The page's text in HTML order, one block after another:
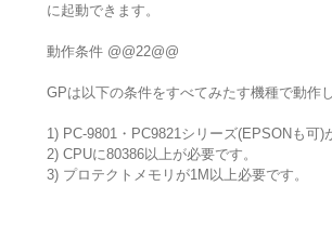
に起動できます。
動作条件 @@22@@
GPは以下の条件をすべてみたす機種で動作し
1) PC-9801・PC9821シリーズ(EPSONも可)
2) CPUに80386以上が必要です。
3) プロテクトメモリが1M以上必要です。